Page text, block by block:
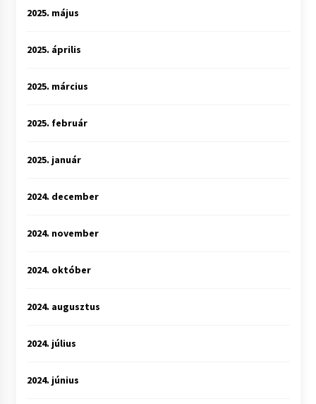
2025. május
2025. április
2025. március
2025. február
2025. január
2024. december
2024. november
2024. október
2024. augusztus
2024. július
2024. június